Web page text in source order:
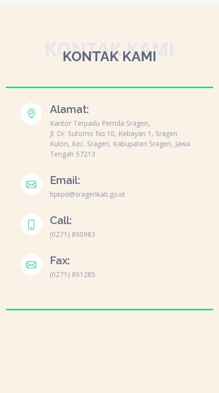
KONTAK KAMI
KONTAK KAMI
Alamat:
Kantor Terpadu Pemda Sragen,
Jl. Dr. Sutomo No.10, Kebayan 1, Sragen
Kulon, Kec. Sragen, Kabupaten Sragen, Jawa
Tengah 57213
Email:
bpkpd@sragenkab.go.id
Call:
(0271) 890983
Fax:
(0271) 891285